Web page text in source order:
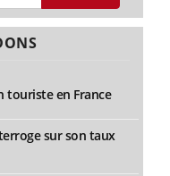
touriste en France
sur son taux